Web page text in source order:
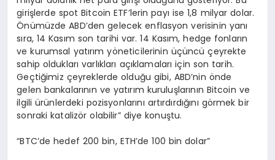
girişlerde spot Bitcoin ETF’lerin payı ise 1,8 milyar dolar.
Önümüzde ABD’den gelecek enflasyon verisinin yanı
sıra, 14 Kasım son tarihi var. 14 Kasım, hedge fonların
ve kurumsal yatırım yöneticilerinin üçüncü çeyrekte
sahip oldukları varlıkları açıklamaları için son tarih.
Geçtiğimiz çeyreklerde olduğu gibi, ABD’nin önde
gelen bankalarının ve yatırım kuruluşlarının Bitcoin ve
ilgili ürünlerdeki pozisyonlarını artırdırdığını görmek bir
sonraki katalizör olabilir” diye konuştu.
“BTC’de hedef 200 bin, ETH’de 100 bin dolar”